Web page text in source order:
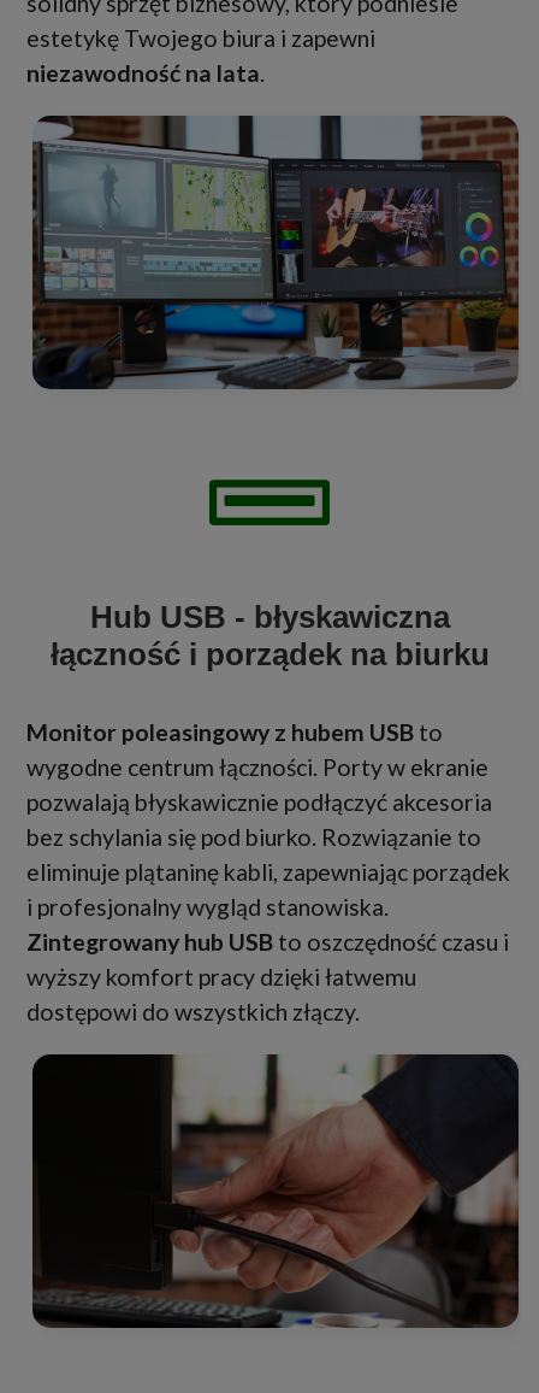
estetykę Twojego biura i zapewni
niezawodność na lata.
Hub USB - błyskawiczna
łączność i porządek na biurku
Monitor poleasingowy z hubem USB to
wygodne centrum łączności. Porty w ekranie
pozwalają błyskawicznie podłączyć akcesoria
bez schylania się pod biurko. Rozwiązanie to
eliminuje plątaninę kabli, zapewniając porządek
i profesjonalny wygląd stanowiska.
Zintegrowany hub USB to oszczędność czasu i
wyższy komfort pracy dzięki łatwemu
dostępowi do wszystkich złączy.